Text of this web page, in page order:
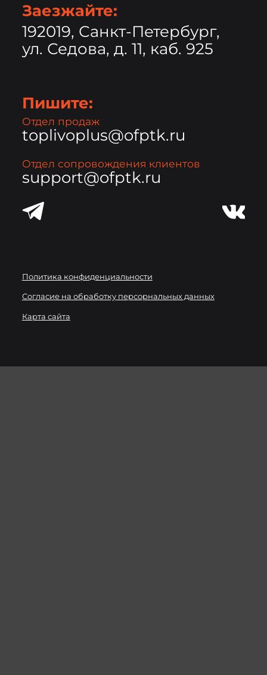
Заезжайте:
192019, Санкт-Петербург,
ул. Седова, д. 11, каб. 925
Пишите:
Отдел продаж
toplivoplus@ofptk.ru
Отдел сопровождения клиентов
support@ofptk.ru
Политика конфиденциальности
Согласие на обработку персорнальных данных
Карта сайта